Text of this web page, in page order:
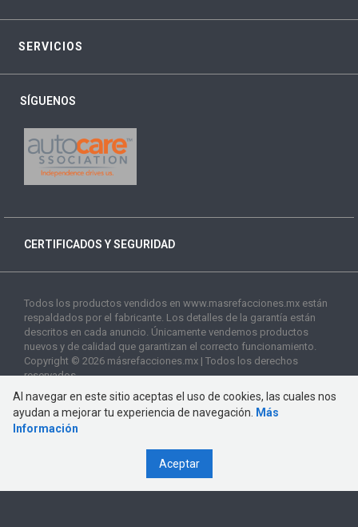
SERVICIOS
SÍGUENOS
CERTIFICADOS Y SEGURIDAD
Todos los productos vendidos en www.masrefacciones.mx están
respaldados por el fabricante. Los detalles de la garantía están
descritos en cada anuncio. Únicamente vendemos productos
nuevos y de calidad que garantizan el correcto funcionamiento.
Copyright © 2026 másrefacciones.mx | Todos los derechos
reservados
Al navegar en este sitio aceptas el uso de cookies, las cuales nos
ayudan a mejorar tu experiencia de navegación.
Más
Información
Aceptar